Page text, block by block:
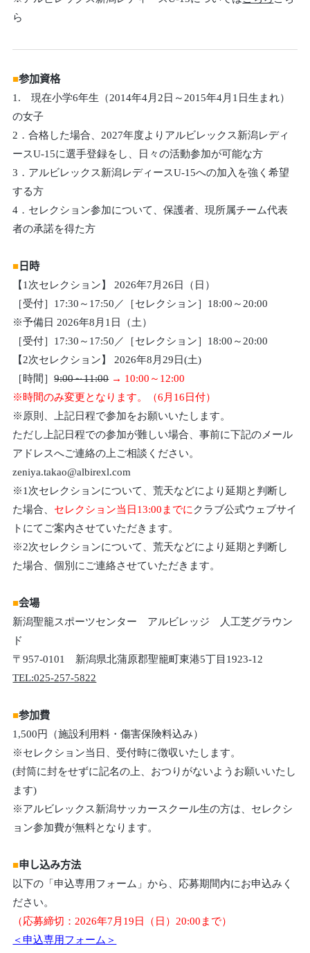
ら
■参加資格
1. 現在小学6年生（2014年4月2日～2015年4月1日生まれ）
の女子
2．合格した場合、2027年度よりアルビレックス新潟レディ
ースU-15に選手登録をし、日々の活動参加が可能な方
3．アルビレックス新潟レディースU-15への加入を強く希望
する方
4．セレクション参加について、保護者、現所属チーム代表
者の承諾を得た方
■ 日時
【1次セレクション】 2026年7月26日（日）
［受付］17:30～17:50／［セレクション］18:00～20:00
※予備日 2026年8月1日（土）
［受付］17:30～17:50／［セレクション］18:00～20:00
【2次セレクション】 2026年8月29日(土)
［時間］9:00～11:00 → 10:00～12:00
※時間のみ変更となります。（6月16日付）
※原則、上記日程で参加をお願いいたします。
ただし上記日程での参加が難しい場合、事前に下記のメール
アドレスへご連絡の上ご相談ください。
zeniya.takao@albirexl.com
※1次セレクションについて、荒天などにより延期と判断し
た場合、 セレクション当日13:00までにクラブ公式ウェブサイ
トにてご案内させていただきます。
※2次セレクションについて、荒天などにより延期と判断し
た場合、個別にご連絡させていただきます。
■会場
新潟聖籠スポーツセンター アルビレッジ 人工芝グラウン
ド
〒957-0101 新潟県北蒲原郡聖籠町東港5丁目1923-12
TEL:025-257-5822
■参加費
1,500円（施設利用料・傷害保険料込み）
※セレクション当日、受付時に徴収いたします。
(封筒に封をせずに記名の上、おつりがないようお願いいたし
ます)
※アルビレックス新潟サッカースクール生の方は、セレクシ
ョン参加費が無料となります。
■申し込み方法
以下の「申込専用フォーム」から、応募期間内にお申込みく
ださい。
（応募締切：2026年7月19日（日）20:00まで）
＜申込専用フォーム＞